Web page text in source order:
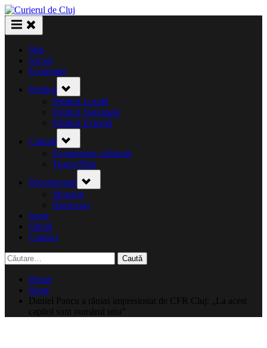
Skip
to
content
Știri
Social
Economie
Politică
sub-
menu
Politică Locală
Politică Națională
Politică Externă
Cultură
sub-
menu
Evenimente culturale
Teatru/Film
Divertisment sub-
menu
Monden
Horoscop
Sport
Opinii
Contact
Caută
după:
Home
Sport
Daniel Pancu a rămas impresionat de CFR Cluj: „La acest
capitol sunt numărul unu”